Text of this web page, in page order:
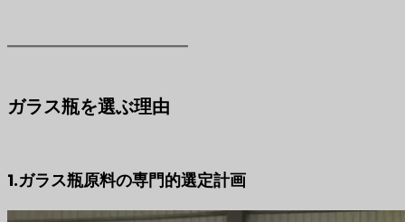
ガラス瓶を選ぶ理由
1.ガラス瓶原料の専門的選定計画